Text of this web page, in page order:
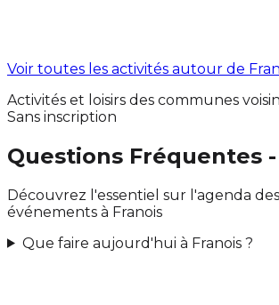
Voir toutes les activités autour de
Activités et loisirs des communes
Sans inscription
Questions Fréquentes
Découvrez l'essentiel sur l'agenda
événements à Franois
Que faire aujourd'hui à Franois ?